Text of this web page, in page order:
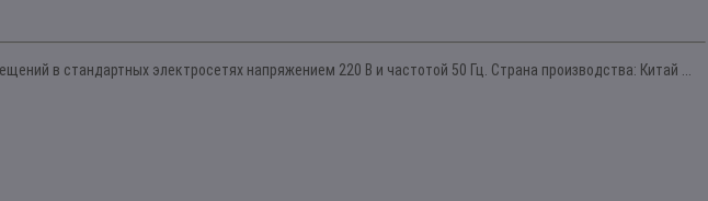
в стандартных электросетях напряжением 220 В и частотой 50 Гц. Страна производства: Китай ...